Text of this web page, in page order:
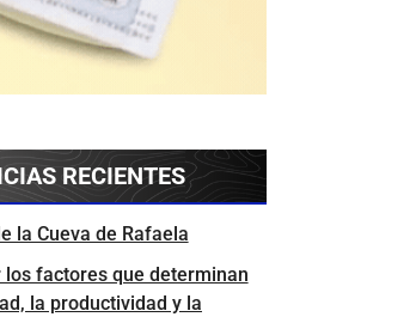
RECIENTES
la Cueva de Rafaela
los factores que determinan
la productividad y la